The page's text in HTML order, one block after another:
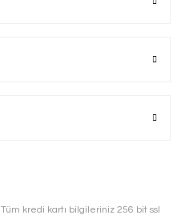
kredi kartı bilgileriniz 256 bit ssl